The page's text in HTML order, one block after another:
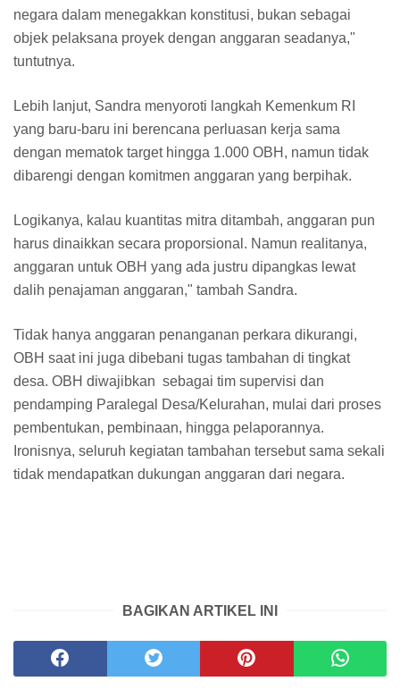
negara dalam menegakkan konstitusi, bukan sebagai
objek pelaksana proyek dengan anggaran seadanya,"
tuntutnya.
​Lebih lanjut, Sandra menyoroti langkah Kemenkum RI
yang baru-baru ini berencana perluasan kerja sama
dengan mematok target hingga 1.000 OBH, namun tidak
dibarengi dengan komitmen anggaran yang berpihak.
Logikanya, kalau kuantitas mitra ditambah, anggaran pun
harus dinaikkan secara proporsional. Namun realitanya,
anggaran untuk OBH yang ada justru dipangkas lewat
dalih penajaman anggaran," tambah Sandra.
​Tidak hanya anggaran penanganan perkara dikurangi,
OBH saat ini juga dibebani tugas tambahan di tingkat
desa. OBH diwajibkan sebagai tim supervisi dan
pendamping Paralegal Desa/Kelurahan, mulai dari proses
pembentukan, pembinaan, hingga pelaporannya.
Ironisnya, seluruh kegiatan tambahan tersebut sama sekali
tidak mendapatkan dukungan anggaran dari negara.
BAGIKAN ARTIKEL INI